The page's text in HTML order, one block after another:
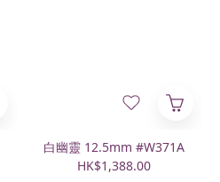
白幽靈 12.5mm #W371A
HK$1,388.00